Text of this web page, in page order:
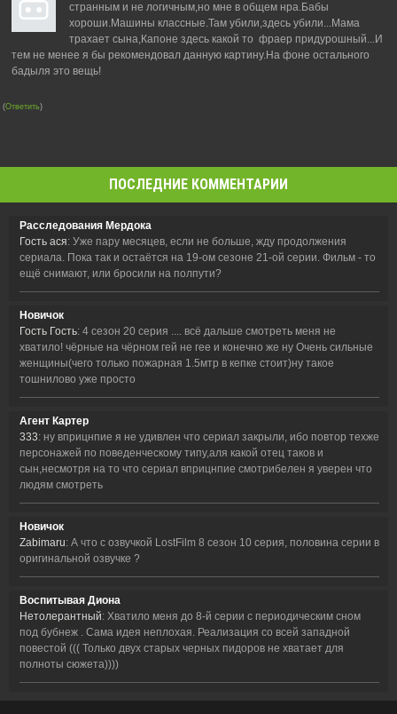
странным и не логичным,но мне в общем нра.Бабы
хороши.Машины классные.Там убили,здесь убили...Мама
трахает сына,Капоне здесь какой то фраер придурошный...И
тем не менее я бы рекомендовал данную картину.На фоне остального
бадыля это вещь!
(Ответить)
ПОСЛЕДНИЕ КОММЕНТАРИИ
Расследования Мердока
Гость ася: Уже пару месяцев, если не больше, жду продолжения
сериала. Пока так и остаётся на 19-ом сезоне 21-ой серии. Фильм - то
ещё снимают, или бросили на полпути?
Новичок
Гость Гость: 4 сезон 20 серия .... всё дальше смотреть меня не
хватило! чёрные на чёрном гей не гее и конечно же ну Очень сильные
женщины(чего только пожарная 1.5мтр в кепке стоит)ну такое
тошнилово уже просто
Агент Картер
333: ну вприцнпие я не удивлен что сериал закрыли, ибо повтор техже
персонажей по поведенческому типу,аля какой отец таков и
сын,несмотря на то что сериал вприцнпие смотрибелен я уверен что
людям смотреть
Новичок
Zabimaru: А что с озвучкой LostFilm 8 сезон 10 серия, половина серии в
оригинальной озвучке ?
Воспитывая Диона
Нетолерантный: Хватило меня до 8-й серии с периодическим сном
под бубнеж . Сама идея неплохая. Реализация со всей западной
повестой ((( Только двух старых черных пидоров не хватает для
полноты сюжета))))